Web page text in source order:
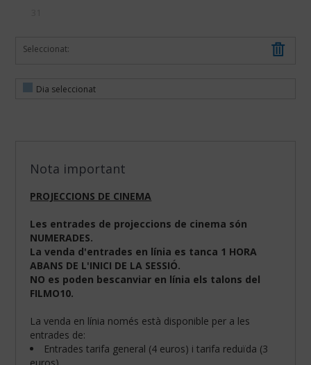
Seleccionat:
Dia seleccionat
Nota important
PROJECCIONS DE CINEMA
Les entrades de projeccions de cinema són
NUMERADES.
La venda d'entrades en línia es tanca 1 HORA
ABANS DE L'INICI DE LA SESSIÓ.
NO es poden bescanviar en línia els talons del
FILMO10.
La venda en línia només està disponible per a les
entrades de:
Entrades tarifa general (4 euros) i tarifa reduïda (3